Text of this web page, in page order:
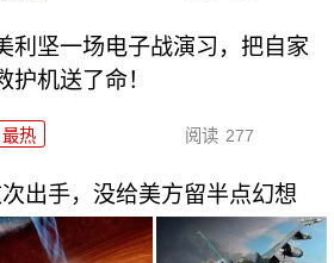
利坚一场电子战演习，把自家
护机送了命！
最热 阅读 277
出手，没给美方留半点幻想